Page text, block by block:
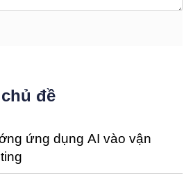
đề
ứng dụng AI vào vận